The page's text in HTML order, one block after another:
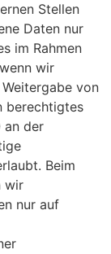
Stellen
Daten nur
im Rahmen
wir
von
berechtigtes
an der
Beim
wir
nur auf